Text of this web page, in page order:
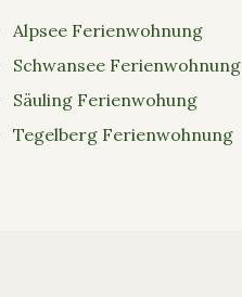
Alpsee Ferienwohnung
Schwansee Ferienwohnung
Säuling Ferienwohung
Tegelberg Ferienwohnung